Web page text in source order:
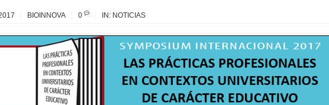
BIOINNOVA 0 IN: NOTICIAS